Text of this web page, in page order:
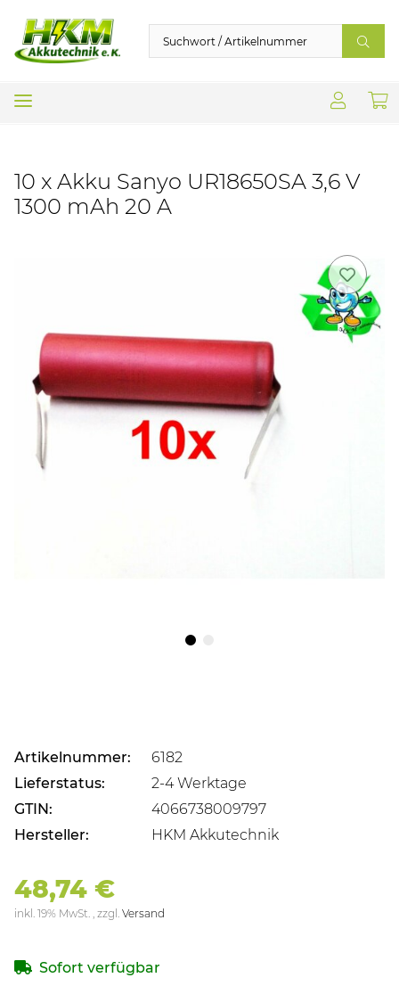
10 x Akku Sanyo UR18650SA 3,6 V
1300 mAh 20 A
Artikelnummer:
6182
Lieferstatus:
2-4 Werktage
GTIN:
4066738009797
Hersteller:
HKM Akkutechnik
48,74 €
inkl. 19% MwSt. , zzgl. Versand
Sofort verfügbar